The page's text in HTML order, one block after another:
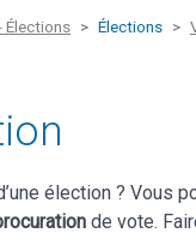
Élections Élections
élection ? Vous
de vote.